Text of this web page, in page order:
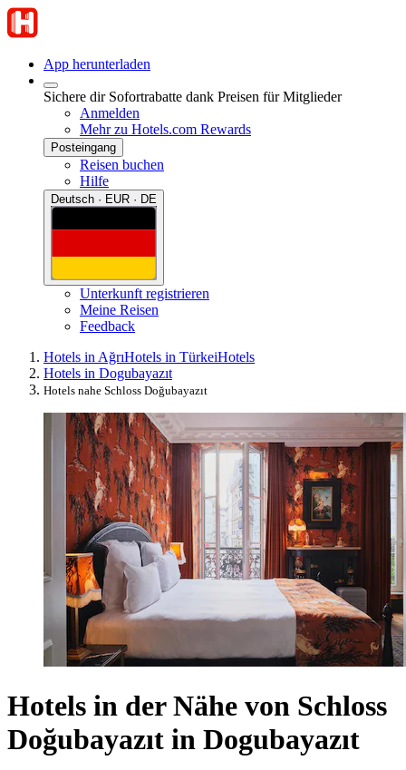
App herunterladen
Sichere dir Sofortrabatte dank Preisen für Mitglieder
Anmelden
Mehr zu Hotels.com Rewards
Posteingang
Reisen buchen
Hilfe
Deutsch · EUR · DE
Unterkunft registrieren
Meine Reisen
Feedback
Hotels in AğrıHotels in TürkeiHotels
Hotels in Dogubayazıt
Hotels nahe Schloss Doğubayazıt
Hotels in der Nähe von Schloss
Doğubayazıt in Dogubayazıt